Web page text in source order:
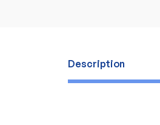
Description